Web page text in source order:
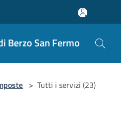
Berzo San Fermo
> Tutti i servizi (23)